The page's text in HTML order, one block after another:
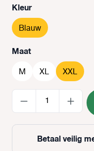
Selecteer
Kleur
Blauw
Selecteer
Maat
M XL XXL
Betaal veilig